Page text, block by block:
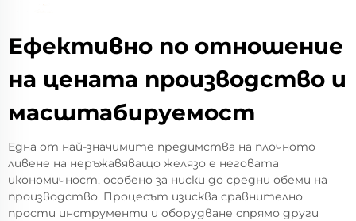
Ефективно по отношение
на цената производство и
масштабируемост
Една от най-значимите предимства на плочното
ливене на неръжавяващо желязо е неговата
икономичност, особено за ниски до средни обеми на
производство. Процесът изисква сравнително
прости инструменти и оборудване спрямо други